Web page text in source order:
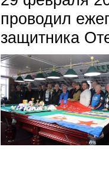
проводил
защитника